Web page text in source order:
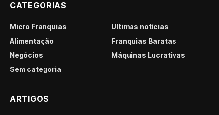
CATEGORIAS
Micro Franquias
Últimas notícias
Alimentação
Franquias Baratas
Negócios
Máquinas Lucrativas
Sem categoria
ARTIGOS